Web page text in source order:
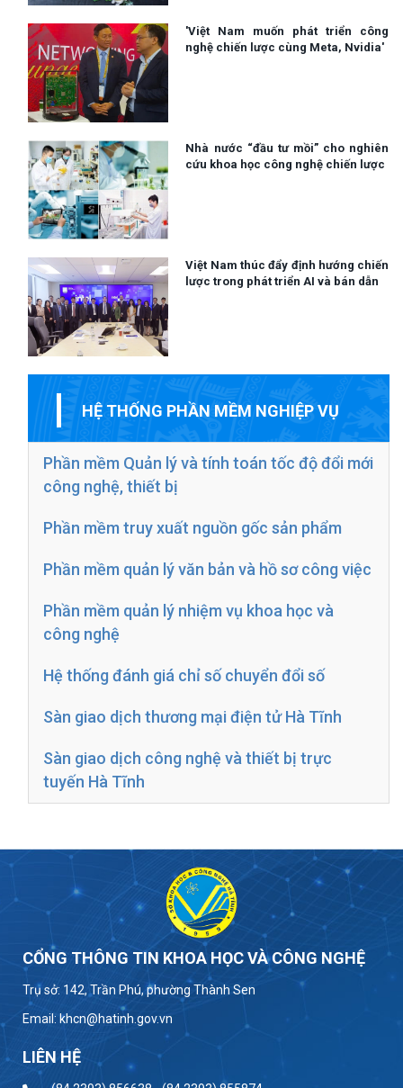
'Việt Nam muốn phát triển công
nghệ chiến lược cùng Meta, Nvidia'
Nhà nước “đầu tư mồi” cho nghiên
cứu khoa học công nghệ chiến lược
Việt Nam thúc đẩy định hướng chiến
lược trong phát triển AI và bán dẫn
HỆ THỐNG PHẦN MỀM NGHIỆP VỤ
Phần mềm Quản lý và tính toán tốc độ đổi mới
công nghệ, thiết bị
Phần mềm truy xuất nguồn gốc sản phẩm
Phần mềm quản lý văn bản và hồ sơ công việc
Phần mềm quản lý nhiệm vụ khoa học và
công nghệ
Hệ thống đánh giá chỉ số chuyển đổi số
Sàn giao dịch thương mại điện tử Hà Tĩnh
Sàn giao dịch công nghệ và thiết bị trực
tuyến Hà Tĩnh
CỔNG THÔNG TIN KHOA HỌC VÀ CÔNG NGHỆ
Trụ sở: 142, Trần Phú, phường Thành Sen
Email: khcn@hatinh.gov.vn
LIÊN HỆ